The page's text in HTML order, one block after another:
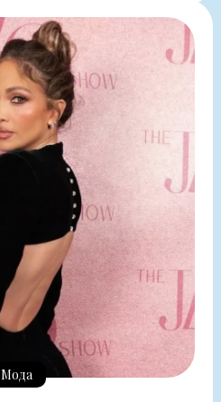
Мода